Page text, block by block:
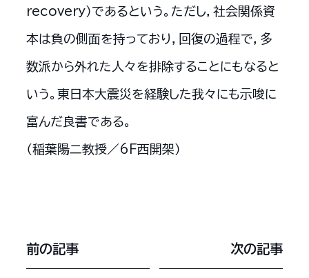
recovery）であるという。ただし，社会関係資
本は負の側面を持っており，回復の過程で，多
数派から外れた人々を排除することにもなると
いう。東日本大震災を経験した我々にも示唆に
富んだ良書である。
（稲葉陽二教授／6F西開架）
前の記事 次の記事